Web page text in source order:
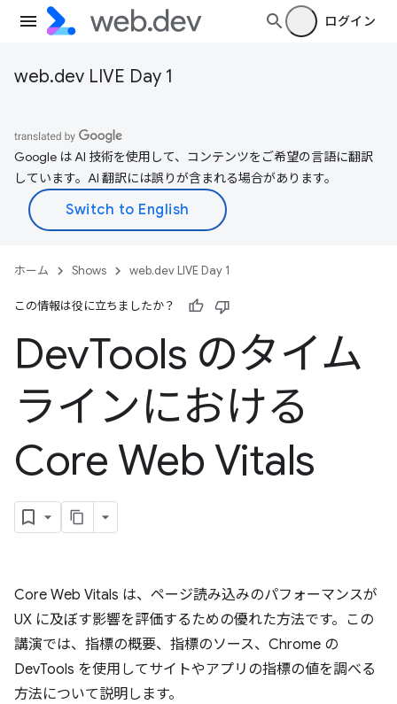
ログイン
web.dev LIVE Day 1
Google は AI 技術を使用して、コンテンツをご希望の言語に翻訳
しています。AI 翻訳には誤りが含まれる場合があります。
ホーム Shows web.dev LIVE Day 1
この情報は役に立ちましたか？
DevTools のタイム
ラインにおける
Core Web Vitals
Core Web Vitals は、ページ読み込みのパフォーマンスが
UX に及ぼす影響を評価するための優れた方法です。この
講演では、指標の概要、指標のソース、Chrome の
DevTools を使用してサイトやアプリの指標の値を調べる
方法について説明します。